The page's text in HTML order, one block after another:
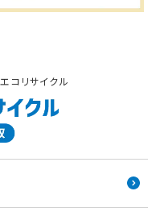
コリサイクル